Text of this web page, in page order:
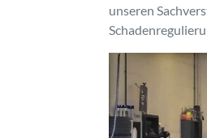
unseren